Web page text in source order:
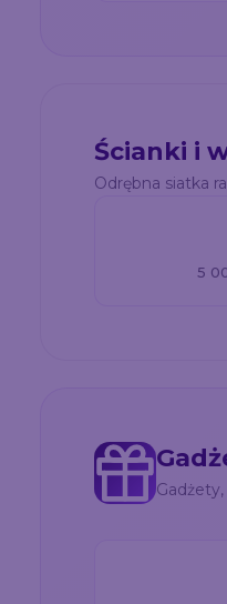
Ścianki i
Odrębna siatka
5